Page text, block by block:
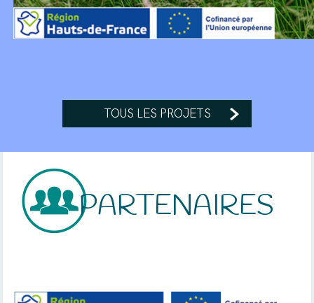
TOUS LES PROJETS
PARTENAIRES